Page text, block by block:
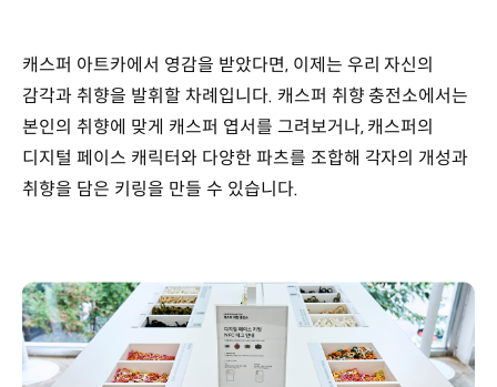
캐스퍼 아트카에서 영감을 받았다면, 이제는 우리 자신의
감각과 취향을 발휘할 차례입니다. 캐스퍼 취향 충전소에서는
본인의 취향에 맞게 캐스퍼 엽서를 그려보거나, 캐스퍼의
디지털 페이스 캐릭터와 다양한 파츠를 조합해 각자의 개성과
취향을 담은 키링을 만들 수 있습니다.